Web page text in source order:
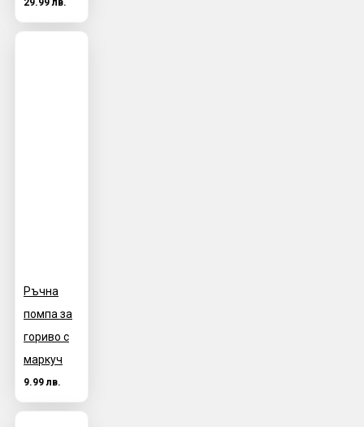
29.99 лв.
Ръчна
помпа за
гориво с
маркуч
9.99 лв.